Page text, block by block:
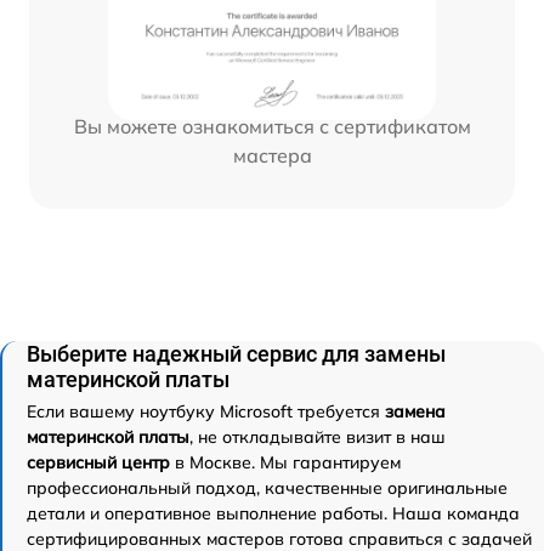
Вы можете ознакомиться с сертификатом
мастера
Выберите надежный сервис для замены
материнской платы
Если вашему ноутбуку Microsoft требуется замена
материнской платы, не откладывайте визит в наш
сервисный центр в Москве. Мы гарантируем
профессиональный подход, качественные оригинальные
детали и оперативное выполнение работы. Наша команда
сертифицированных мастеров готова справиться с задачей